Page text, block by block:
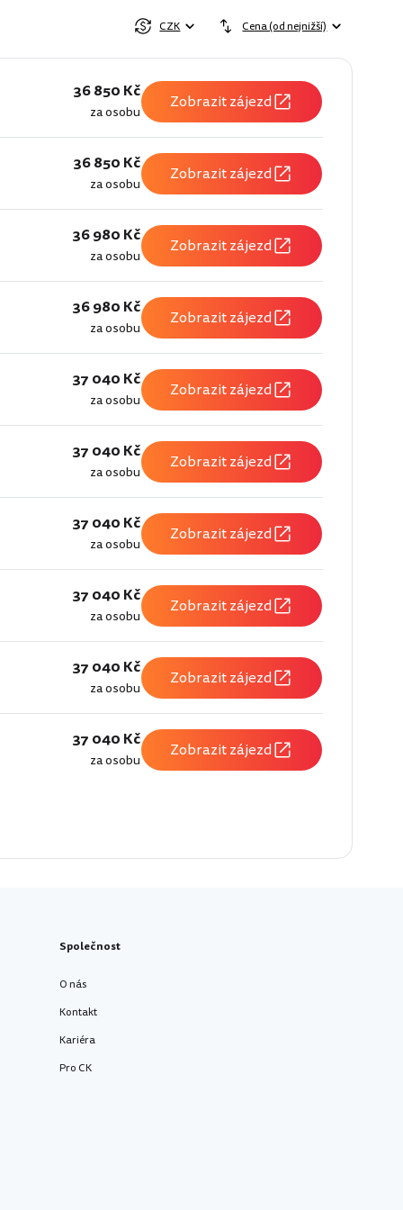
CZK Cena (od nejnižší)
36 850 Kč
za osobu Zobrazit zájezd
36 850 Kč
za osobu Zobrazit zájezd
36 980 Kč
za osobu Zobrazit zájezd
36 980 Kč
za osobu Zobrazit zájezd
37 040 Kč
za osobu Zobrazit zájezd
37 040 Kč
za osobu Zobrazit zájezd
37 040 Kč
za osobu Zobrazit zájezd
37 040 Kč
za osobu Zobrazit zájezd
37 040 Kč
za osobu Zobrazit zájezd
37 040 Kč
za osobu Zobrazit zájezd
Společnost
O nás
Kontakt
Kariéra
Pro CK